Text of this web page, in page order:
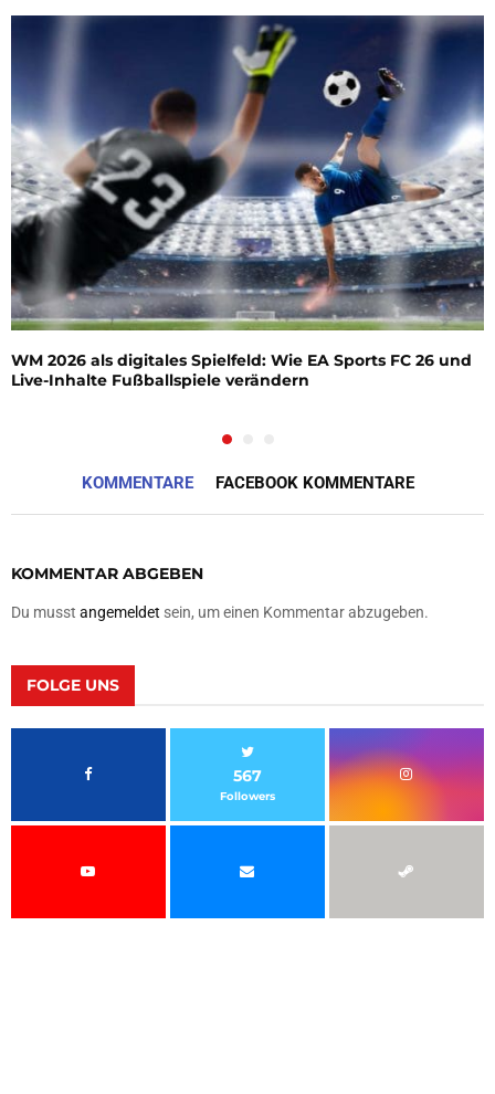
WM 2026 als digitales Spielfeld: Wie EA Sports FC 26 und
Live-Inhalte Fußballspiele verändern
KOMMENTARE FACEBOOK KOMMENTARE
KOMMENTAR ABGEBEN
Du musst angemeldet sein, um einen Kommentar abzugeben.
FOLGE UNS
567
Followers